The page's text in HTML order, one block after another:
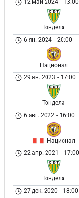
12 май 2024 - 13:00
Тондела
6 ян. 2024 - 20:00
Национал
29 ян. 2023 - 17:00
Тондела
6 авг. 2022 - 16:00
Национал
22 апр. 2021 - 17:00
Тондела
27 дек. 2020 - 18:00